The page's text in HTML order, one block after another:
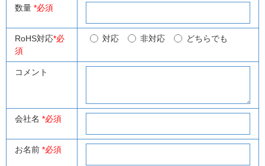
数量 *必須
RoHS対応*必
須
対応 非対応 どちらでも
コメント
会社名 *必須
お名前 *必須